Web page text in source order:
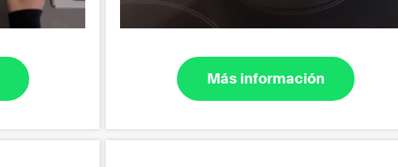
Más información